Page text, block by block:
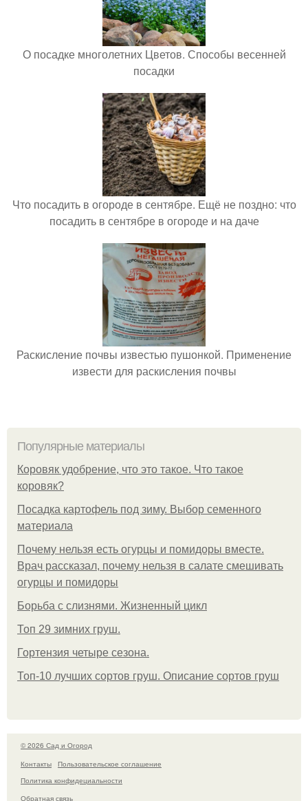
О посадке многолетних Цветов. Способы весенней
посадки
Что посадить в огороде в сентябре. Ещё не поздно: что
посадить в сентябре в огороде и на даче
Раскисление почвы известью пушонкой. Применение
извести для раскисления почвы
Популярные материалы
Коровяк удобрение, что это такое. Что такое
коровяк?
Посадка картофель под зиму. Выбор семенного
материала
Почему нельзя есть огурцы и помидоры вместе.
Врач рассказал, почему нельзя в салате смешивать
огурцы и помидоры
Борьба с слизнями. Жизненный цикл
Топ 29 зимних груш.
Гортензия четыре сезона.
Топ-10 лучших сортов груш. Описание сортов груш
© 2026 Сад и Огород
Контакты
Пользовательское соглашение
Политика конфидециальности
Обратная связь